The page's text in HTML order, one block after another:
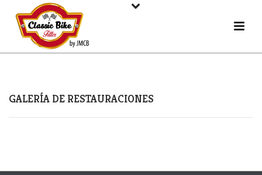
GALERÍA DE RESTAURACIONES